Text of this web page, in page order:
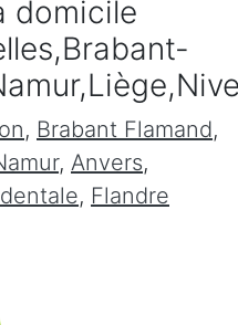
domicile
, Brabant Flamand,
, Anvers,
, Flandre